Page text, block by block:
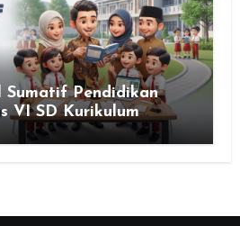
Sumatif Pendidikan
VI SD Kurikulum
Praktis Guru